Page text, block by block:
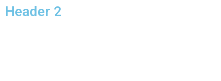
Header 2